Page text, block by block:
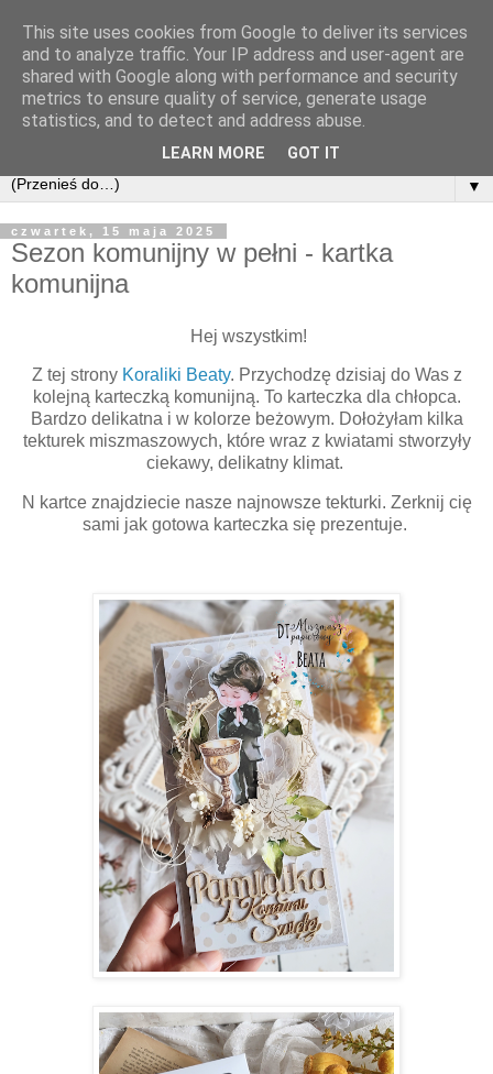
▼
czwartek, 15 maja 2025
Sezon komunijny w pełni - kartka
komunijna
Hej wszystkim!
Z tej strony Koraliki Beaty. Przychodzę dzisiaj do Was z
kolejną karteczką komunijną. To karteczka dla chłopca.
Bardzo delikatna i w kolorze beżowym. Dołożyłam kilka
tekturek miszmaszowych, które wraz z kwiatami stworzyły
ciekawy, delikatny klimat.
N kartce znajdziecie nasze najnowsze tekturki. Zerknij cię
sami jak gotowa karteczka się prezentuje.
This site uses cookies from Google to deliver its services
and to analyze traffic. Your IP address and user-agent are
shared with Google along with performance and security
metrics to ensure quality of service, generate usage
statistics, and to detect and address abuse.
LEARN MORE GOT IT